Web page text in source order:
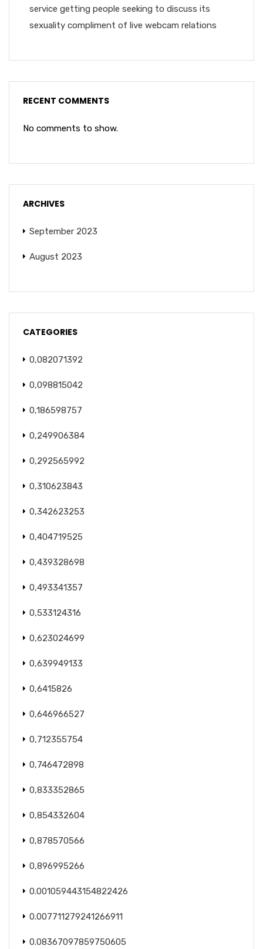
service getting people seeking to discuss its
sexuality compliment of live webcam relations
RECENT COMMENTS
No comments to show.
ARCHIVES
September 2023
August 2023
CATEGORIES
0,082071392
0,098815042
0,186598757
0,249906384
0,292565992
0,310623843
0,342623253
0,404719525
0,439328698
0,493341357
0,533124316
0,623024699
0,639949133
0,6415826
0,646966527
0,712355754
0,746472898
0,833352865
0,854332604
0,878570566
0,896995266
0.001059443154822426
0.007711279241266911
0.08367097859750605